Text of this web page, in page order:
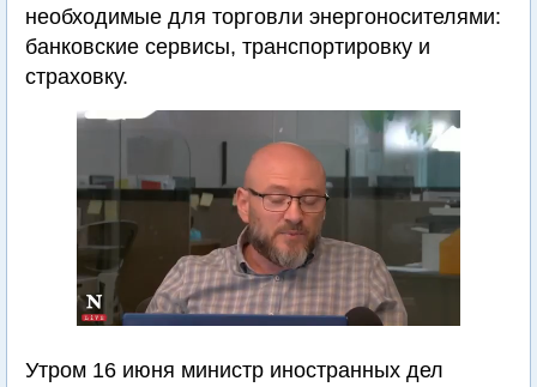
необходимые для торговли энергоносителями:
банковские сервисы, транспортировку и
страховку.
Утром 16 июня министр иностранных дел